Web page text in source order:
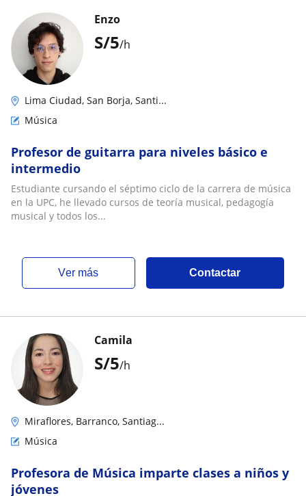
S/5/h
Enzo
Lima Ciudad, San Borja, Santi...
Música
Profesor de guitarra para niveles básico e
intermedio
Estudiante cursando el séptimo ciclo de la carrera de música
en la UPC, he llevado cursos de teoría musical, pedagogía
musical y todos los...
ver más Contactar
S/5/h
Camila
Miraflores, Barranco, Santiag...
Música
Profesora de Música imparte clases a niños y
jóvenes